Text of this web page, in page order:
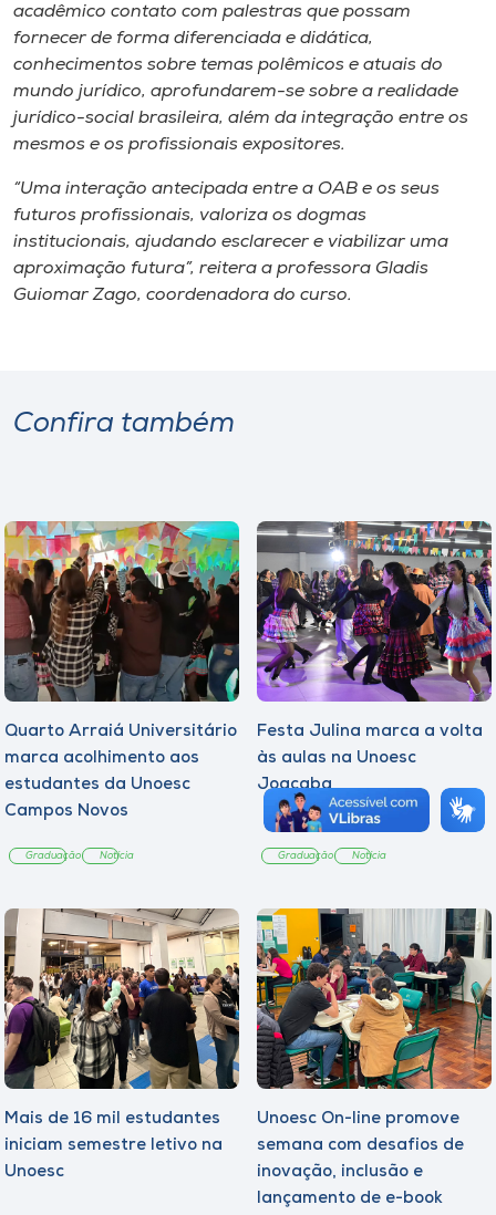
acadêmico contato com palestras que possam
fornecer de forma diferenciada e didática,
conhecimentos sobre temas polêmicos e atuais do
mundo jurídico, aprofundarem-se sobre a realidade
jurídico-social brasileira, além da integração entre os
mesmos e os profissionais expositores.
“Uma interação antecipada entre a OAB e os seus
futuros profissionais, valoriza os dogmas
institucionais, ajudando esclarecer e viabilizar uma
aproximação futura”, reitera a professora Gladis
Guiomar Zago, coordenadora do curso.
Confira também
Quarto Arraiá Universitário
marca acolhimento aos
estudantes da Unoesc
Campos Novos
Graduação Notícia
Festa Julina marca a volta
às aulas na Unoesc
Joaçaba
Graduação Notícia
Mais de 16 mil estudantes
iniciam semestre letivo na
Unoesc
Unoesc On-line promove
semana com desafios de
inovação, inclusão e
lançamento de e-book